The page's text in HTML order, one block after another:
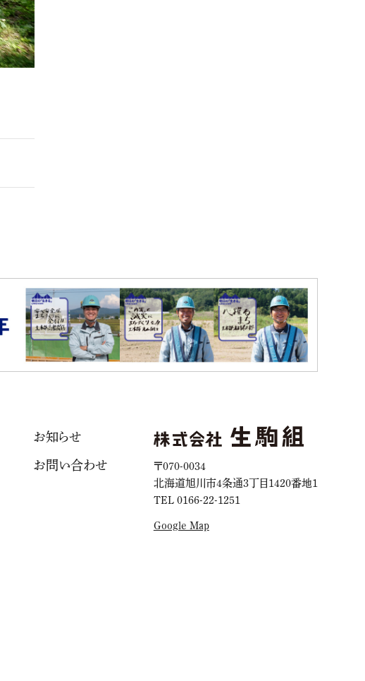
お知らせ
お問い合わせ
〒070-0034
北海道旭川市4条通3丁目1420番地1
TEL 0166-22-1251
Google Map